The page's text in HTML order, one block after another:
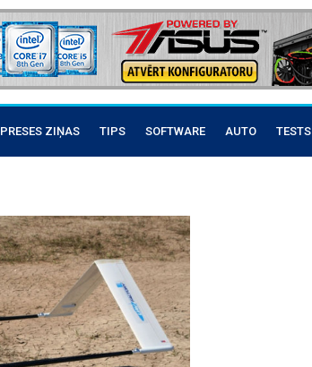
PRESES ZIŅAS TIPS SOFTWARE AUTO TESTS